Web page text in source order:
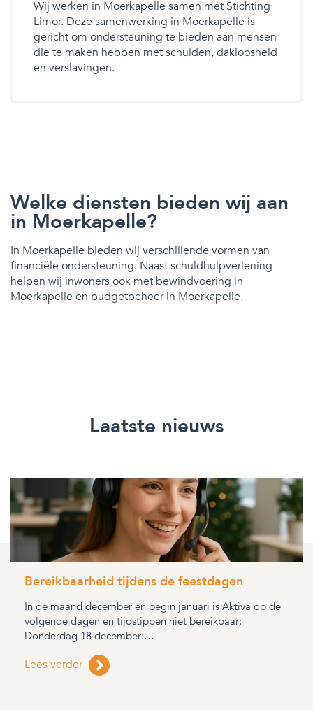
Wij werken in Moerkapelle samen met Stichting
Limor. Deze samenwerking in Moerkapelle is
gericht om ondersteuning te bieden aan mensen
die te maken hebben met schulden, dakloosheid
en verslavingen.
Welke diensten bieden wij aan
in Moerkapelle?
In Moerkapelle bieden wij verschillende vormen van
financiële ondersteuning. Naast schuldhulpverlening
helpen wij inwoners ook met bewindvoering in
Moerkapelle en budgetbeheer in Moerkapelle.
Laatste nieuws
Bereikbaarheid tijdens de feestdagen
In de maand december en begin januari is Aktiva op de
volgende dagen en tijdstippen niet bereikbaar:
Donderdag 18 december:…
Lees verder